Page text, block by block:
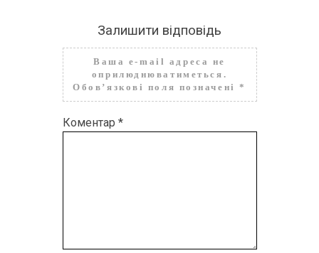
Залишити відповідь
Ваша e-mail адреса не
оприлюднюватиметься.
Обов’язкові поля позначені*
Коментар *